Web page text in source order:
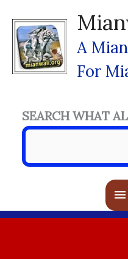
Content
A
For
SEARCH WHAT